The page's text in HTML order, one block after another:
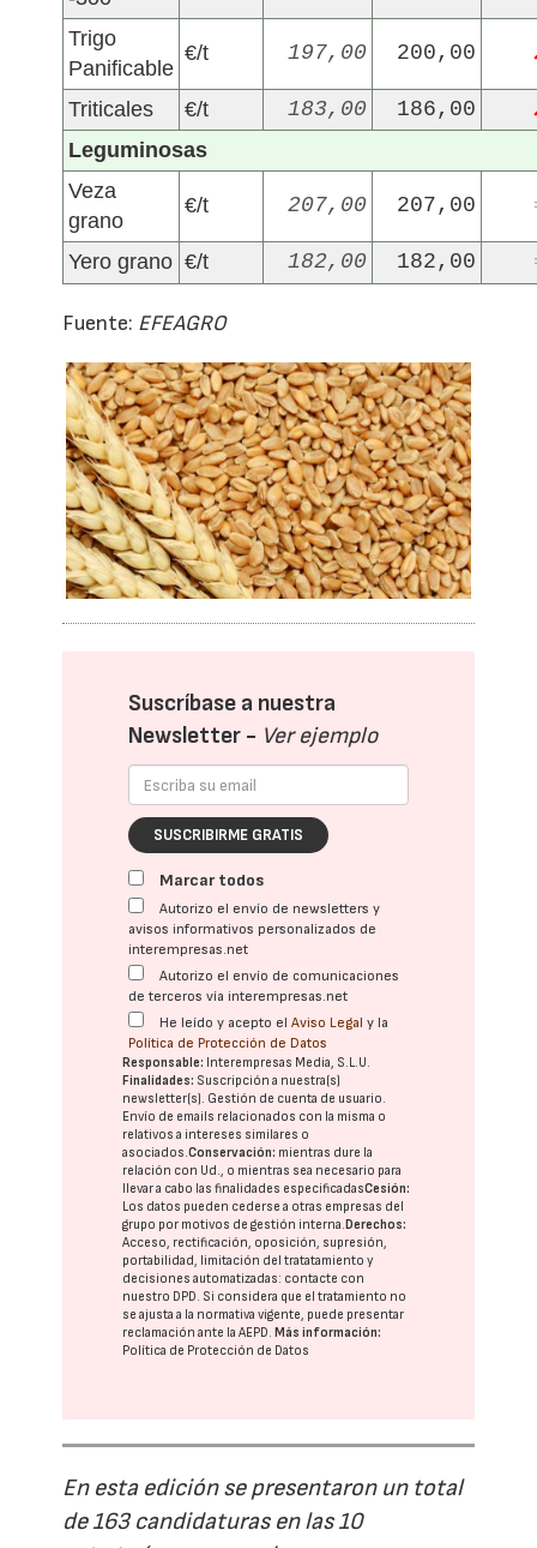
Trigo
Panificable
€/t 197,00 200,00
Triticales €/t 183,00 186,00
Leguminosas
Veza
grano
€/t 207,00 207,00
Yero grano €/t 182,00 182,00
Fuente: EFEAGRO
Suscríbase a nuestra
Newsletter - Ver ejemplo
SUSCRIBIRME GRATIS
Marcar todos
Autorizo el envío de newsletters y
avisos informativos personalizados de
interempresas.net
Autorizo el envío de comunicaciones
de terceros vía interempresas.net
He leído y acepto elAviso Legal y la
Política de Protección de Datos
Responsable: Interempresas Media, S.L.U.
Finalidades: Suscripción a nuestra(s)
newsletter(s). Gestión de cuenta de usuario.
Envío de emails relacionados con la misma o
relativos a intereses similares o
asociados.Conservación: mientras dure la
relación con Ud., o mientras sea necesario para
llevar a cabo las finalidades especificadasCesión:
Los datos pueden cederse a otras empresas del
grupo por motivos de gestión interna. Derechos:
Acceso, rectificación, oposición, supresión,
portabilidad, limitación del tratatamiento y
decisiones automatizadas: contacte con
nuestro DPD. Si considera que el tratamiento no
se ajusta a la normativa vigente, puede presentar
reclamación ante laAEPD. Más información:
Política de Protección de Datos
En esta edición se presentaron un total
de 163 candidaturas en las 10